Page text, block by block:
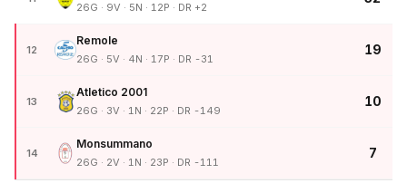
26G · 9V · 5N · 12P · DR +2
12
Remole
26G · 5V · 4N · 17P · DR -31
19
13
Atletico 2001
26G · 3V · 1N · 22P · DR -149
10
14
Monsummano
26G · 2V · 1N · 23P · DR -111
7